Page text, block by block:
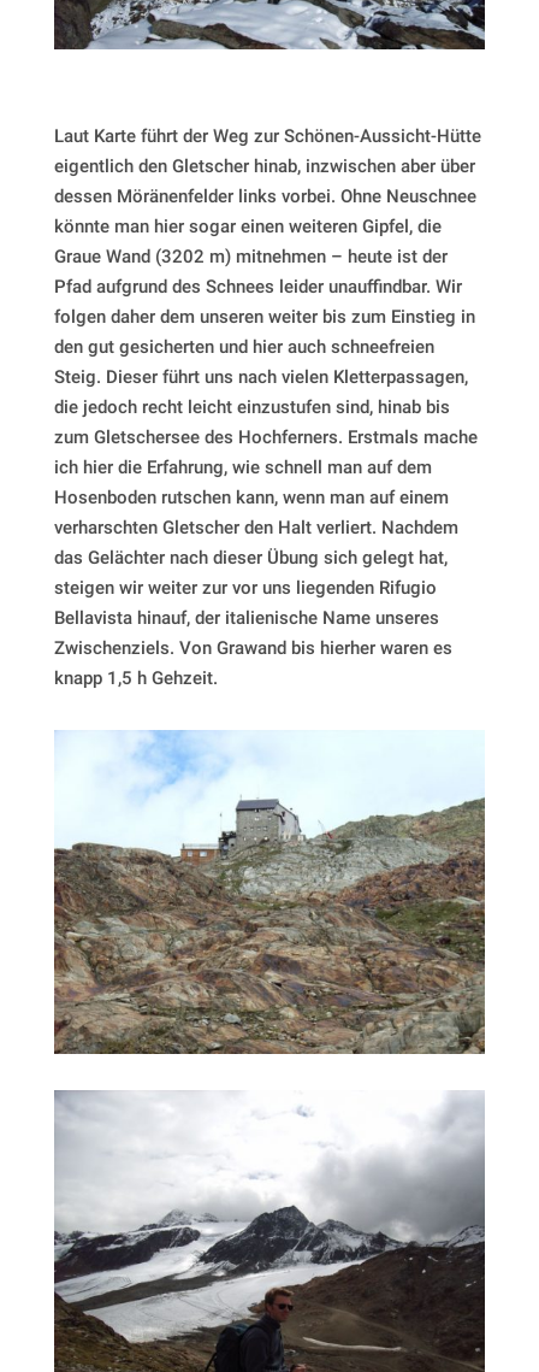
Laut Karte führt der Weg zur Schönen-Aussicht-Hütte
eigentlich den Gletscher hinab, inzwischen aber über
dessen Möränenfelder links vorbei. Ohne Neuschnee
könnte man hier sogar einen weiteren Gipfel, die
Graue Wand (3202 m) mitnehmen – heute ist der
Pfad aufgrund des Schnees leider unauffindbar. Wir
folgen daher dem unseren weiter bis zum Einstieg in
den gut gesicherten und hier auch schneefreien
Steig. Dieser führt uns nach vielen Kletterpassagen,
die jedoch recht leicht einzustufen sind, hinab bis
zum Gletschersee des Hochferners. Erstmals mache
ich hier die Erfahrung, wie schnell man auf dem
Hosenboden rutschen kann, wenn man auf einem
verharschten Gletscher den Halt verliert. Nachdem
das Gelächter nach dieser Übung sich gelegt hat,
steigen wir weiter zur vor uns liegenden Rifugio
Bellavista hinauf, der italienische Name unseres
Zwischenziels. Von Grawand bis hierher waren es
knapp 1,5 h Gehzeit.